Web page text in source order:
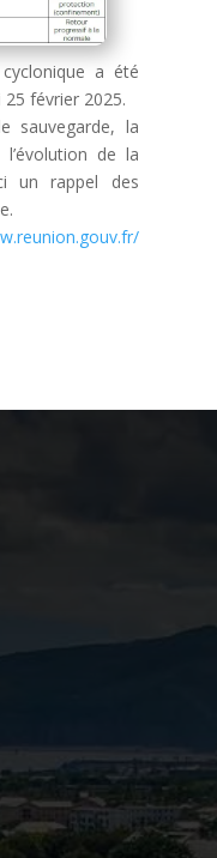
a été
février 2025.
sauvegarde, la
de la
un rappel des